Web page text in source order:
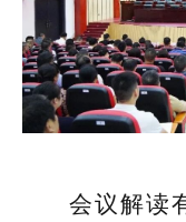
会议解读